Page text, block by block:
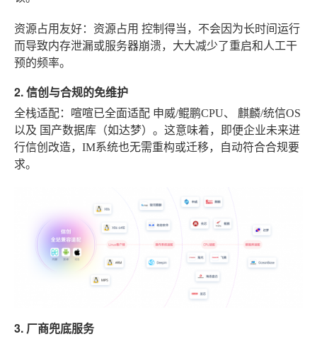
资源占用友好：资源占用 控制得当 ，不会因为长时间运行
而导致内存泄漏或服务器崩溃，大大减少了重启和人工干
预的频率。
2. 信创与合规的免维护
全栈适配：喧喧已全面适配 申威/鲲鹏CPU、 麒麟/统信OS
以及 国产数据库 （如达梦）。这意味着，即便企业未来进
行信创改造，IM系统也无需重构或迁移，自动符合合规要
求。
3. 厂商兜底服务